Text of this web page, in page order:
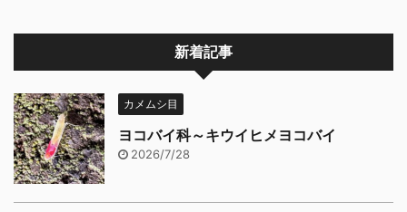
新着記事
カメムシ目
ヨコバイ科～キウイヒメヨコバイ
2026/7/28